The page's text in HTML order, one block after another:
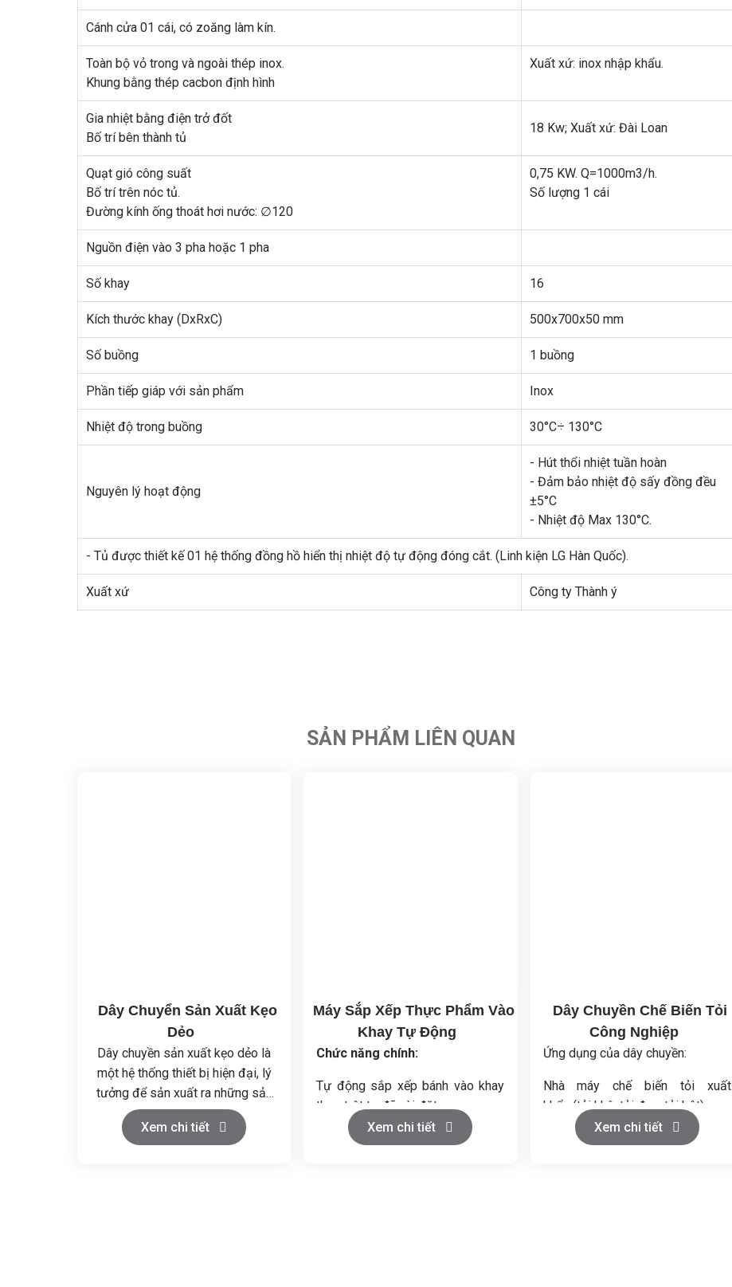
Cánh cửa 01 cái, có zoăng làm kín.
Toàn bộ vỏ trong và ngoài thép inox.
Khung bằng thép cacbon định hình
Xuất xứ: inox nhập khẩu.
Gia nhiệt bằng điện trở đốt
Bố trí bên thành tủ
18 Kw; Xuất xứ: Đài Loan
Quạt gió công suất
Bố trí trên nóc tủ.
Đường kính ống thoát hơi nước: ∅120
0,75 KW. Q=1000m3/h.
Số lượng 1 cái
Nguồn điện vào 3 pha hoặc 1 pha
Số khay 16
Kích thước khay (DxRxC) 500x700x50 mm
Số buồng 1 buồng
Phần tiếp giáp với sản phẩm Inox
Nhiệt độ trong buồng 30°C÷ 130°C
Nguyên lý hoạt động
- Hút thổi nhiệt tuần hoàn
- Đảm bảo nhiệt độ sấy đồng đều
±5°C
- Nhiệt độ Max 130°C.
- Tủ được thiết kế 01 hệ thống đồng hồ hiển thị nhiệt độ tự động đóng cắt. (Linh kiện LG Hàn Quốc).
Xuất xứ Công ty Thành ý
SẢN PHẨM LIÊN QUAN
Dây Chuyển Sản Xuất Kẹo
Dẻo
Dây chuyền sản xuất kẹo dẻo là
một hệ thống thiết bị hiện đại, lý
tưởng để sản xuất ra những sản
phẩm kẹo dẻo chất lượng cao,
đồng thời giúp tiết kiệm đáng kể
Xem chi tiết
Máy Sắp Xếp Thực Phẩm Vào
Khay Tự Động
Chức năng chính:
Tự động sắp xếp bánh vào khay
theo trật tự đã cài đặt.
Đảm bảo tốc độ và độ chính xác
Xem chi tiết
Dây Chuyền Chế Biến Tỏi
Công Nghiệp
Ứng dụng của dây chuyền:
Nhà máy chế biến tỏi xuất
khẩu (tỏi khô, tỏi đen, tỏi bột).
Cơ sở sản xuất thực phẩm (tỏi
Xem chi tiết